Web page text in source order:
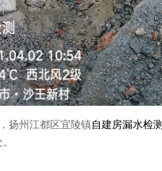
扬州江都区宜陵镇自建房漏水检测